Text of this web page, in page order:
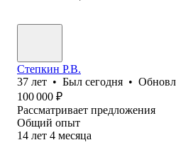
Степкин Р.В.
37 лет • Был сегодня •
100 000 ₽
Рассматривает предложения
Общий опыт
14 лет 4 месяца